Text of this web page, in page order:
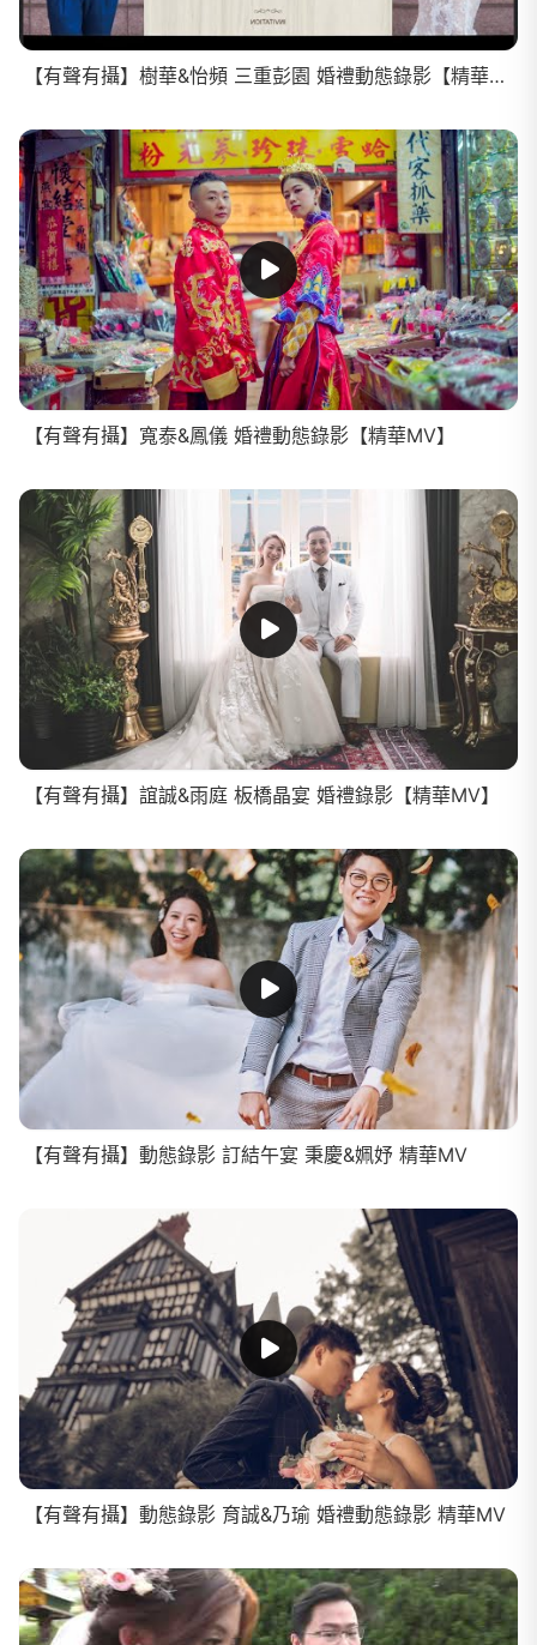
【有聲有攝】樹華&怡頻 三重彭園 婚禮動態錄影【精華MV】
【有聲有攝】寬泰&鳳儀 婚禮動態錄影【精華MV】
【有聲有攝】誼誠&雨庭 板橋晶宴 婚禮錄影【精華MV】
【有聲有攝】動態錄影 訂結午宴 秉慶&姵妤 精華MV
【有聲有攝】動態錄影 育誠&乃瑜 婚禮動態錄影 精華MV